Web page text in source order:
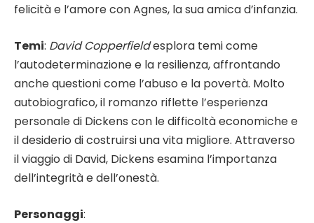
felicità e l’amore con Agnes, la sua amica d’infanzia.
Temi: David Copperfieldesplora temi come
l’autodeterminazione e la resilienza, affrontando
anche questioni come l’abuso e la povertà. Molto
autobiografico, il romanzo riflette l’esperienza
personale di Dickens con le difficoltà economiche e
il desiderio di costruirsi una vita migliore. Attraverso
il viaggio di David, Dickens esamina l’importanza
dell’integrità e dell’onestà.
Personaggi: